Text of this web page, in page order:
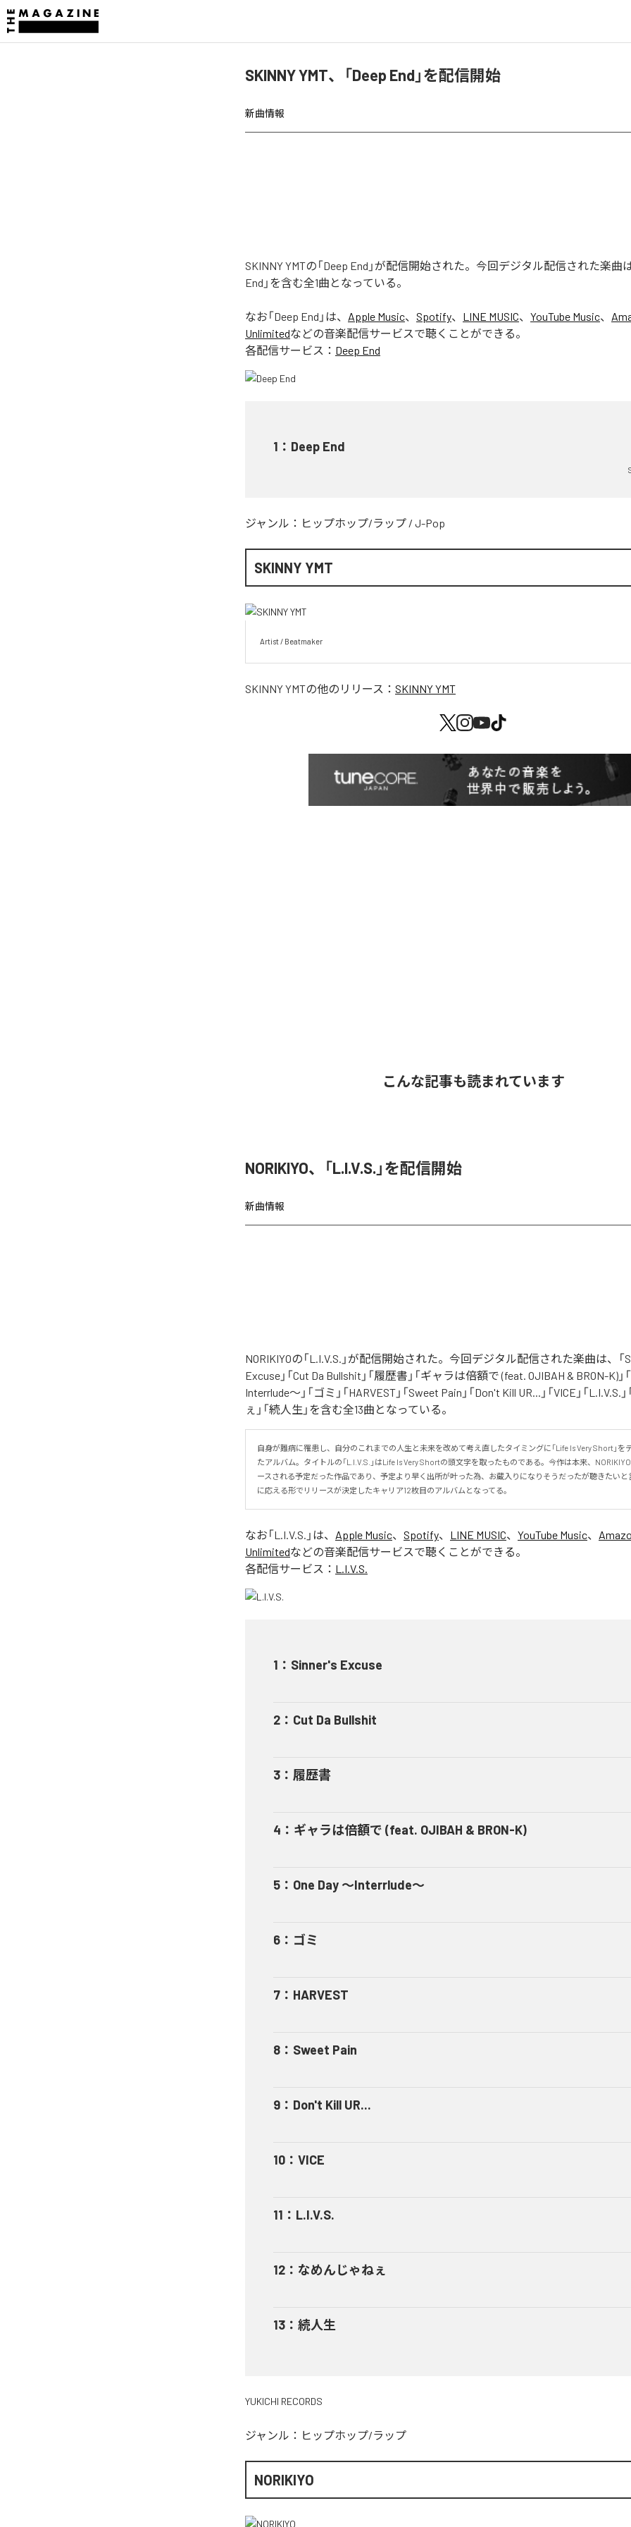
SKINNY YMT、「Deep End」を配信開始
新曲情報
SKINNY YMTの「Deep End」が配信開始された。今回デジタル配信された楽曲
End」を含む全1曲となっている。
なお「Deep End 」は、 Apple Music、 Spotify、 LINE MUSIC、 YouTube Music、
Unlimitedなどの音楽配信サービスで聴くことができる。
各配信サービス： Deep End
1 ： Deep End
ジャンル： ヒップホップ/ラップ / J-Pop
SKINNY YMT
Artist / Beatmaker
SKINNY YMTの他のリリース： SKINNY YMT
こんな記事も読まれています
NORIKIYO、「L.I.V.S.」を配信開始
新曲情報
NORIKIYOの「L.I.V.S.」が配信開始された。今回デジタル配信された楽曲は、「
Excuse」「Cut Da Bullshit」「履歴書」「ギャラは倍額で (feat. OJIBAH & BRON-K)」
Interrlude～」「ゴミ」「HARVEST」「Sweet Pain」「Don't Kill UR...」「VICE」「L.I.V.S.
ぇ」「続人生」を含む全13曲となっている。
自身が難病に罹患し、自分のこれまでの人生と未来を改めて考え直したタイミングに「Life Is Very Short」を
たアルバム。タイトルの「L.I.V.S.」はLife Is Very Shortの頭文字を取ったものである。今作は本来、
ースされる予定だった作品であり、予定より早く出所が叶った為、お蔵入りになりそうだったが聴きたいと
に応える形でリリースが決定したキャリア12枚目のアルバムとなってる。
なお「L.I.V.S. 」は、 Apple Music、 Spotify、 LINE MUSIC、 YouTube Music、
Unlimitedなどの音楽配信サービスで聴くことができる。
各配信サービス： L.I.V.S.
1 ： Sinner's Excuse
2 ： Cut Da Bullshit
3 ： 履歴書
4 ： ギャラは倍額で (feat. OJIBAH & BRON-K)
5 ： One Day ～Interrlude～
6 ： ゴミ
7 ： HARVEST
8 ： Sweet Pain
9 ： Don't Kill UR...
10 ： VICE
11 ： L.I.V.S.
12 ： なめんじゃねぇ
13 ： 続人生
YUKICHI RECORDS
ジャンル： ヒップホップ/ラップ
NORIKIYO